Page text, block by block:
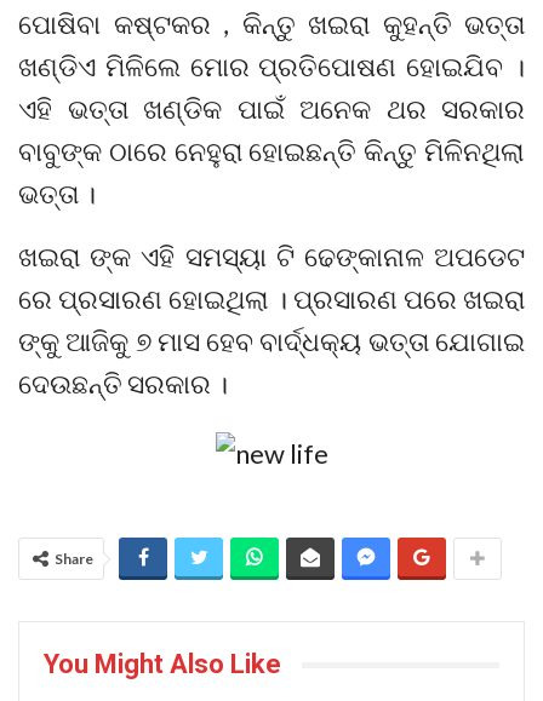
ପୋଷିବା କଷ୍ଟକର , କିନ୍ତୁ ଖଇରା କୁହନ୍ତି ଭତ୍ତା
ଖଣ୍ଡିଏ ମିଳିଲେ ମୋର ପ୍ରତିପୋଷଣ ହୋଇଯିବ ।
ଏହି ଭତ୍ତା ଖଣ୍ଡିକ ପାଇଁ ଅନେକ ଥର ସରକାର
ବାବୁଙ୍କ ଠାରେ ନେହୁରା ହୋଇଛନ୍ତି କିନ୍ତୁ ମିଳିନଥିଲା
ଭତ୍ତା ।
ଖଇରା ଙ୍କ ଏହି ସମସ୍ୟା ଟି ଢେଙ୍କାନାଳ ଅପଡେଟ
ରେ ପ୍ରସାରଣ ହୋଇଥିଲା । ପ୍ରସାରଣ ପରେ ଖଇରା
ଙ୍କୁ ଆଜିକୁ ୭ ମାସ ହେବ ବାର୍ଦ୍ଧକ୍ୟ ଭତ୍ତା ଯୋଗାଇ
ଦେଉଛନ୍ତି ସରକାର ।
Share
You Might Also Like